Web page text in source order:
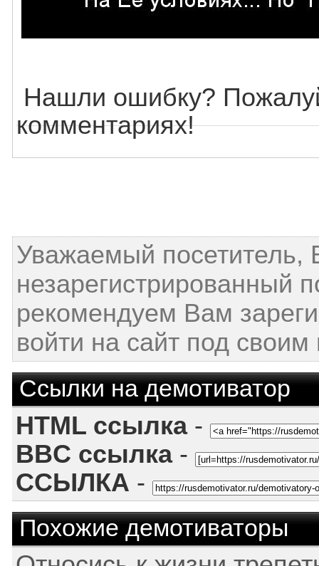
Нашли ошибку?
комментариях!
Уважаемый посетитель,
незарегистрированный
рекомендуем Вам
войти на сайт под
Ссылки на демотиватор
HTML ссылка-
BBC ссылка-
ССЫЛКА -
Похожие демотиваторы